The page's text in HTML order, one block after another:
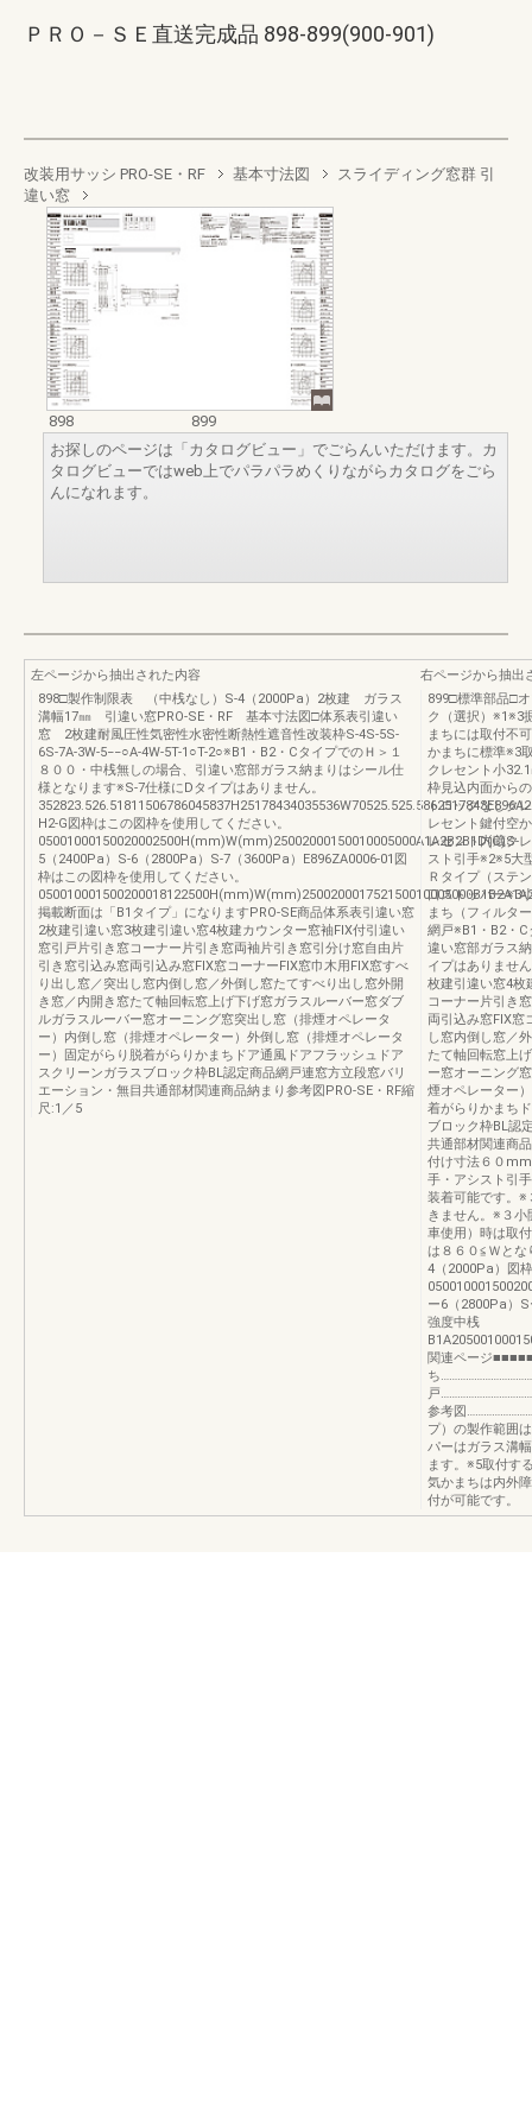
ＰＲＯ－ＳＥ直送完成品 898-899(900-901)
改装用サッシ PRO-SE・RF 基本寸法図
スライディング窓群 引
違い窓
898
899
お探しのページは「カタログビュー」でごらんいただけます。カ
タログビューではweb上でパラパラめくりながらカタログをごら
んになれます。
左ページから抽出された内容
898□製作制限表 （中桟なし）S-4（2000Pa）2枚建 ガラス
溝幅17㎜ 引違い窓PRO-SE・RF 基本寸法図□体系表引違い
窓 2枚建耐風圧性気密性水密性断熱性遮音性改装枠S-4S-5S-
6S-7A-3W-5−−○A-4W-5T-1○T-2○※B1・B2・CタイプでのＨ＞１
８００・中桟無しの場合、引違い窓部ガラス納まりはシール仕
様となります※S-7仕様にDタイプはありません。
H2-G図枠はこの図枠を使用してください。
05001000150020002500H(mm)W(mm)25002000150010005000A1A2B2B1D(C)S-
5（2400Pa）S-6（2800Pa）S-7（3600Pa）E896ZA0006-01図
枠はこの図枠を使用してください。
掲載断面は「B1タイプ」になりますPRO-SE商品体系表引違い窓
2枚建引違い窓3枚建引違い窓4枚建カウンター窓袖FIX付引違い
窓引戸片引き窓コーナー片引き窓両袖片引き窓引分け窓自由片
引き窓引込み窓両引込み窓FIX窓コーナーFIX窓巾木用FIX窓すべ
り出し窓／突出し窓内倒し窓／外倒し窓たてすべり出し窓外開
き窓／内開き窓たて軸回転窓上げ下げ窓ガラスルーバー窓ダブ
ルガラスルーバー窓オーニング窓突出し窓（排煙オペレータ
ー）内倒し窓（排煙オペレーター）外倒し窓（排煙オペレータ
ー）固定がらり脱着がらりかまちドア通風ドアフラッシュドア
スクリーンガラスブロック枠BL認定商品網戸連窓方立段窓バリ
エーション・無目共通部材関連商品納まり参考図PRO-SE・RF縮
尺:1／5
右ページから抽出
899□標準部品□
ク（選択）※1※3
まちには取付不
かまちに標準※3
クレセント小
枠見込内面から
トロックなしク
レセント鍵付空
レセント内蔵ク
スト引手※2※5大
Ｒタイプ（ステ
口ストッパー※3
まち（フィルタ
網戸※B1・B2・
違い窓部ガラス
イプはありませ
枚建引違い窓4枚
コーナー片引き
両引込み窓FIX窓
し窓内倒し窓／
たて軸回転窓上
ー窓オーニング
煙オペレーター
着がらりかまち
ブロック枠BL認
共通部材関連商
付け寸法６０
手・アシスト引
装着可能です。※
きません。※３小
車使用）時は取
は８６０≦Ｗと
4（2000Pa）図
ー6（2800Pa）
強度中桟
関連ページ
ち
戸
参考図
プ）の製作範囲
パーはガラス溝
ます。※5取付す
気かまちは内外
付が可能です。